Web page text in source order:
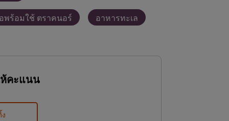
พร้อมใช้ ตราคนอร์ อาหารทะเล
คะแนน